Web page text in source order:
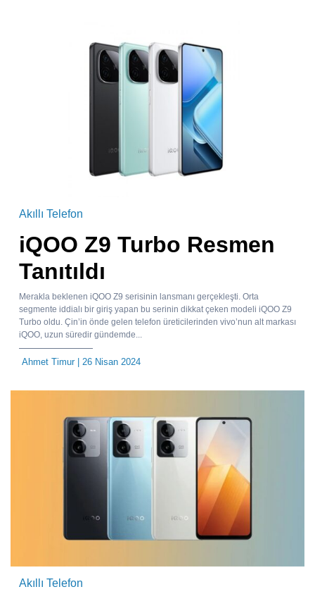
Akıllı Telefon
iQOO Z9 Turbo Resmen
Tanıtıldı
Merakla beklenen iQOO Z9 serisinin lansmanı gerçekleşti. Orta
segmente iddialı bir giriş yapan bu serinin dikkat çeken modeli iQOO Z9
Turbo oldu. Çin’in önde gelen telefon üreticilerinden vivo’nun alt markası
iQOO, uzun süredir gündemde...
Ahmet Timur| 26 Nisan 2024
Akıllı Telefon